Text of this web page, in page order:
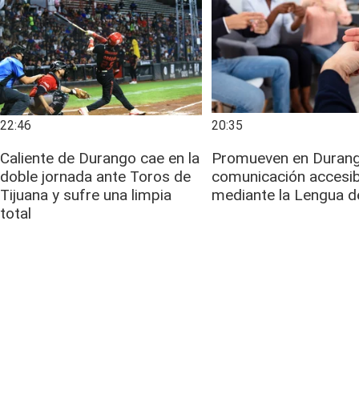
22:46
Caliente de Durango cae en la
doble jornada ante Toros de
Tijuana y sufre una limpia
total
20:35
Promueven en
comunicación
mediante la Lengua